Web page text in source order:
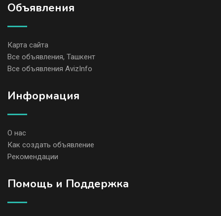
Объявления
Карта сайта
Все объявления, Ташкент
Все объявления AvizInfo
Информация
О нас
Как создать объявление
Рекомендации
Помощь и Поддержка